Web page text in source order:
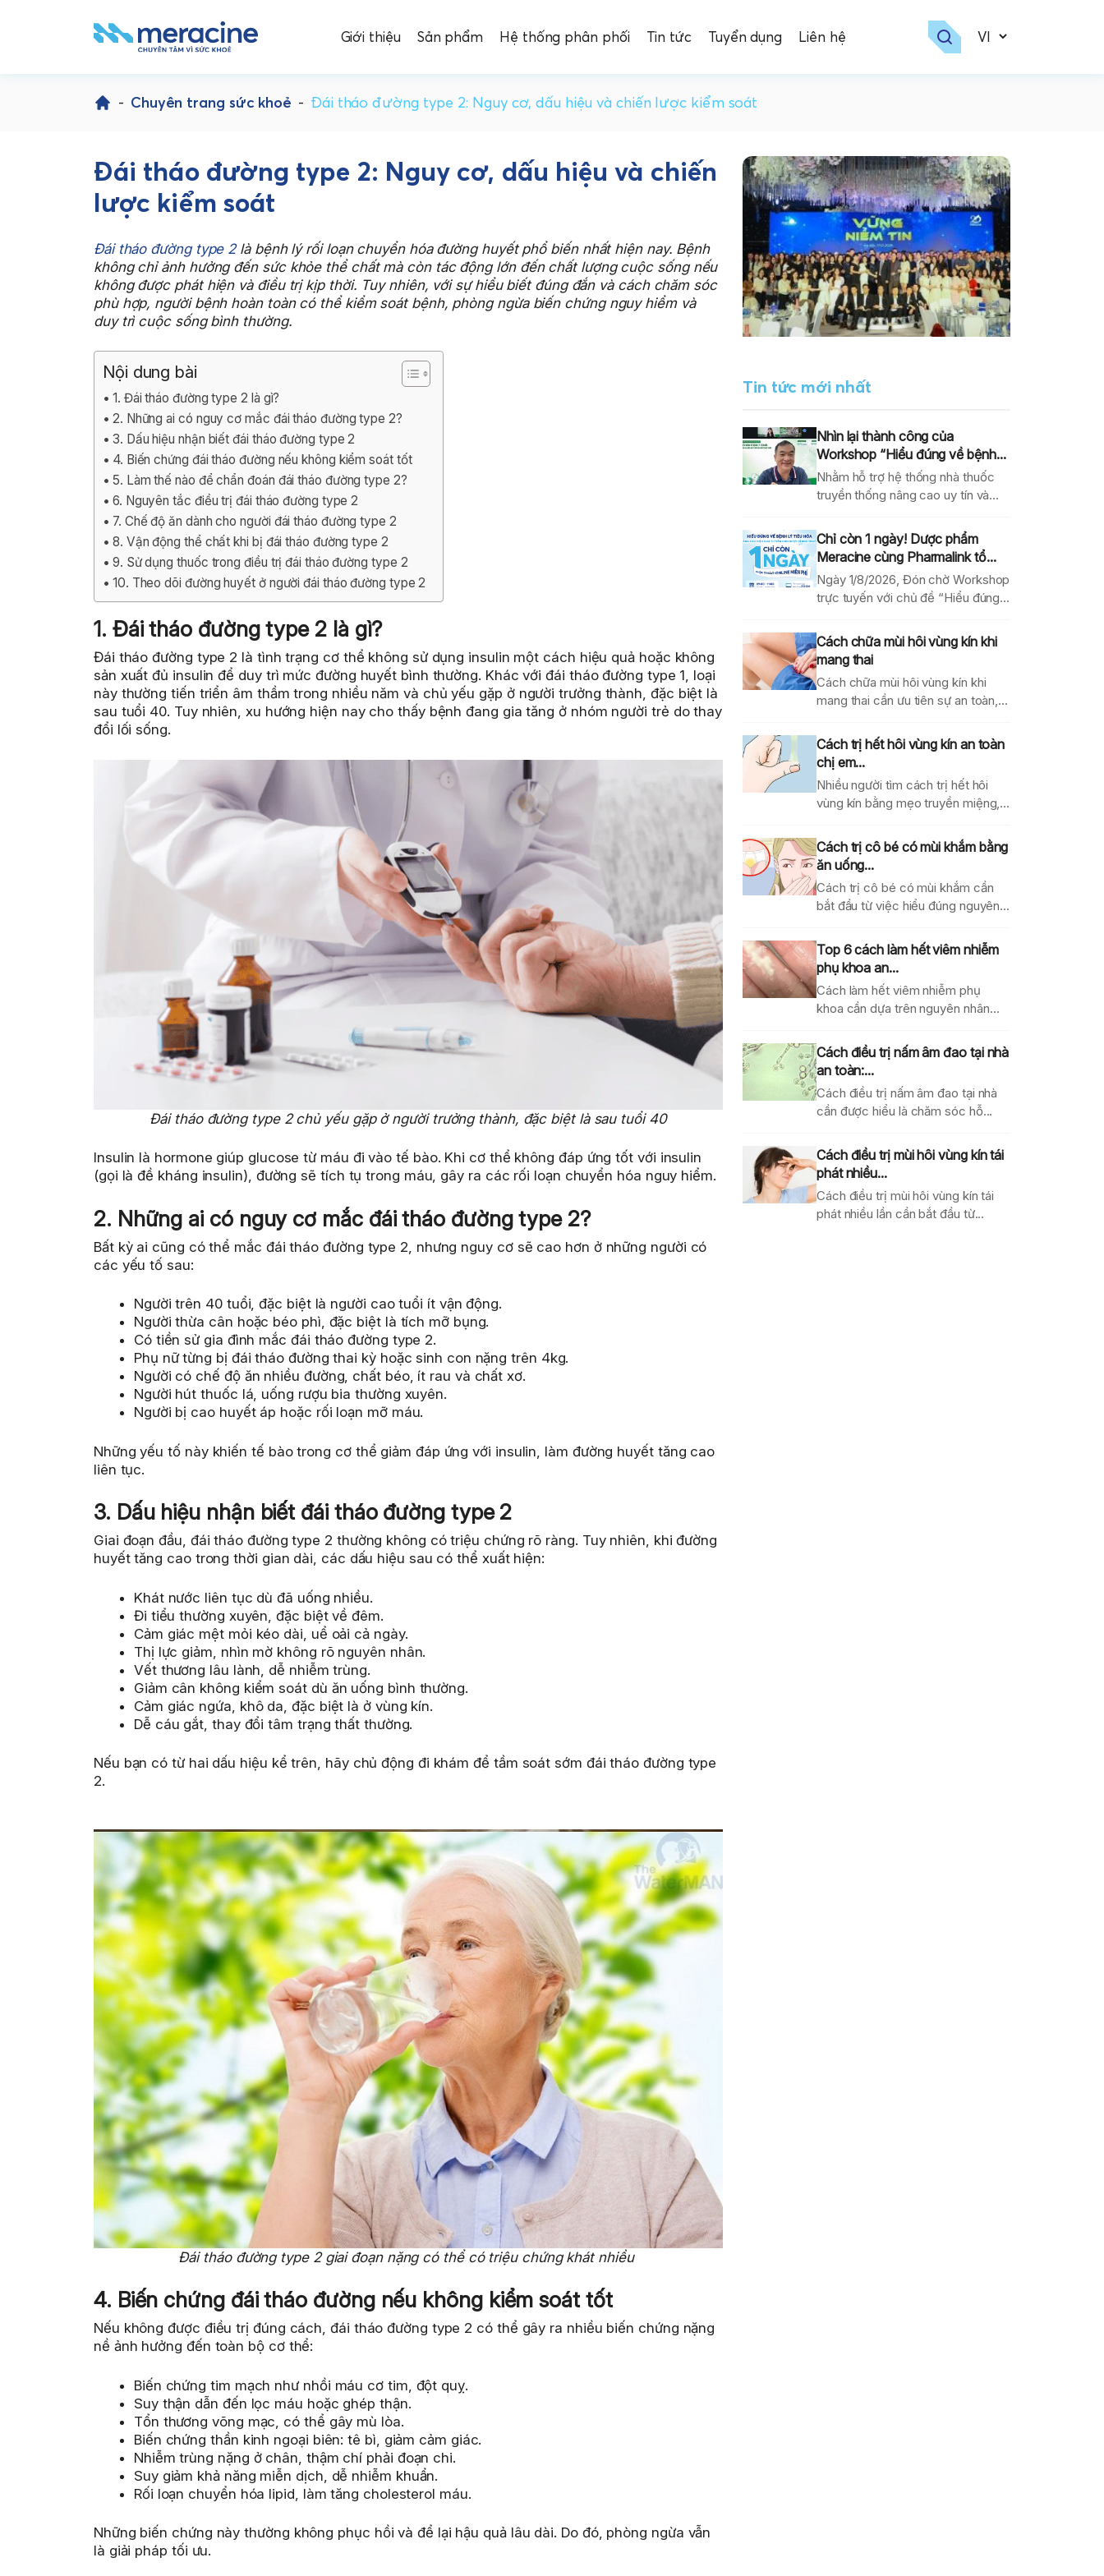
Giới thiệu Sản phẩm Hệ thống phân phối Tin tức Tuyển dụng Liên hệ
- Chuyên trang sức khoẻ - Đái tháo đường type 2: Nguy cơ, dấu hiệu và chiến lược kiểm soát
Đái tháo đường type 2: Nguy cơ, dấu hiệu và chiến
lược kiểm soát
Đái tháo đường type 2là bệnh lý rối loạn chuyển hóa đường huyết phổ biến nhất hiện nay. Bệnh
không chỉ ảnh hưởng đến sức khỏe thể chất mà còn tác động lớn đến chất lượng cuộc sống nếu
không được phát hiện và điều trị kịp thời. Tuy nhiên, với sự hiểu biết đúng đắn và cách chăm sóc
phù hợp, người bệnh hoàn toàn có thể kiểm soát bệnh, phòng ngừa biến chứng nguy hiểm và
duy trì cuộc sống bình thường.
Nội dung bài
1. Đái tháo đường type 2 là gì?
2. Những ai có nguy cơ mắc đái tháo đường type 2?
3. Dấu hiệu nhận biết đái tháo đường type 2
4. Biến chứng đái tháo đường nếu không kiểm soát tốt
5. Làm thế nào để chẩn đoán đái tháo đường type 2?
6. Nguyên tắc điều trị đái tháo đường type 2
7. Chế độ ăn dành cho người đái tháo đường type 2
8. Vận động thể chất khi bị đái tháo đường type 2
9. Sử dụng thuốc trong điều trị đái tháo đường type 2
10. Theo dõi đường huyết ở người đái tháo đường type 2
1. Đái tháo đường type 2 là gì?
Đái tháo đường type 2 là tình trạng cơ thể không sử dụng insulin một cách hiệu quả hoặc không
sản xuất đủ insulin để duy trì mức đường huyết bình thường. Khác với đái tháo đường type 1, loại
này thường tiến triển âm thầm trong nhiều năm và chủ yếu gặp ở người trưởng thành, đặc biệt là
sau tuổi 40. Tuy nhiên, xu hướng hiện nay cho thấy bệnh đang gia tăng ở nhóm người trẻ do thay
đổi lối sống.
Đái tháo đường type 2 chủ yếu gặp ở người trưởng thành, đặc biệt là sau tuổi 40
Insulin là hormone giúp glucose từ máu đi vào tế bào. Khi cơ thể không đáp ứng tốt với insulin
(gọi là đề kháng insulin), đường sẽ tích tụ trong máu, gây ra các rối loạn chuyển hóa nguy hiểm.
2. Những ai có nguy cơ mắc đái tháo đường type 2?
Bất kỳ ai cũng có thể mắc đái tháo đường type 2, nhưng nguy cơ sẽ cao hơn ở những người có
các yếu tố sau:
Người trên 40 tuổi, đặc biệt là người cao tuổi ít vận động.
Người thừa cân hoặc béo phì, đặc biệt là tích mỡ bụng.
Có tiền sử gia đình mắc đái tháo đường type 2.
Phụ nữ từng bị đái tháo đường thai kỳ hoặc sinh con nặng trên 4kg.
Người có chế độ ăn nhiều đường, chất béo, ít rau và chất xơ.
Người hút thuốc lá, uống rượu bia thường xuyên.
Người bị cao huyết áp hoặc rối loạn mỡ máu.
Những yếu tố này khiến tế bào trong cơ thể giảm đáp ứng với insulin, làm đường huyết tăng cao
liên tục.
3. Dấu hiệu nhận biết đái tháo đường type 2
Giai đoạn đầu, đái tháo đường type 2 thường không có triệu chứng rõ ràng. Tuy nhiên, khi đường
huyết tăng cao trong thời gian dài, các dấu hiệu sau có thể xuất hiện:
Khát nước liên tục dù đã uống nhiều.
Đi tiểu thường xuyên, đặc biệt về đêm.
Cảm giác mệt mỏi kéo dài, uể oải cả ngày.
Thị lực giảm, nhìn mờ không rõ nguyên nhân.
Vết thương lâu lành, dễ nhiễm trùng.
Giảm cân không kiểm soát dù ăn uống bình thường.
Cảm giác ngứa, khô da, đặc biệt là ở vùng kín.
Dễ cáu gắt, thay đổi tâm trạng thất thường.
Nếu bạn có từ hai dấu hiệu kể trên, hãy chủ động đi khám để tầm soát sớm đái tháo đường type
2.
Đái tháo đường type 2 giai đoạn nặng có thể có triệu chứng khát nhiều
4. Biến chứng đái tháo đường nếu không kiểm soát tốt
Nếu không được điều trị đúng cách, đái tháo đường type 2 có thể gây ra nhiều biến chứng nặng
nề ảnh hưởng đến toàn bộ cơ thể:
Biến chứng tim mạch như nhồi máu cơ tim, đột quỵ.
Suy thận dẫn đến lọc máu hoặc ghép thận.
Tổn thương võng mạc, có thể gây mù lòa.
Biến chứng thần kinh ngoại biên: tê bì, giảm cảm giác.
Nhiễm trùng nặng ở chân, thậm chí phải đoạn chi.
Suy giảm khả năng miễn dịch, dễ nhiễm khuẩn.
Rối loạn chuyển hóa lipid, làm tăng cholesterol máu.
Những biến chứng này thường không phục hồi và để lại hậu quả lâu dài. Do đó, phòng ngừa vẫn
là giải pháp tối ưu.
Tin tức mới nhất
Nhìn lại thành công của
Workshop “Hiểu đúng về bệnh...
Nhằm hỗ trợ hệ thống nhà thuốc
truyền thống nâng cao uy tín và
Chỉ còn 1 ngày! Dược phẩm
Meracine cùng Pharmalink tổ...
Ngày 1/8/2026, Đón chờ Workshop
trực tuyến với chủ đề “Hiểu đúng
Cách chữa mùi hôi vùng kín khi
mang thai
Cách chữa mùi hôi vùng kín khi
mang thai cần ưu tiên sự an toàn,...
Cách trị hết hôi vùng kín an toàn
chị em...
Nhiều người tìm cách trị hết hôi
vùng kín bằng mẹo truyền miệng,
Cách trị cô bé có mùi khắm bằng
ăn uống...
Cách trị cô bé có mùi khắm cần
bắt đầu từ việc hiểu đúng nguyên...
Top 6 cách làm hết viêm nhiễm
phụ khoa an...
Cách làm hết viêm nhiễm phụ
khoa cần dựa trên nguyên nhân
Cách điều trị nấm âm đao tại nhà
an toàn:...
Cách điều trị nấm âm đao tại nhà
cần được hiểu là chăm sóc hỗ...
Cách điều trị mùi hôi vùng kín tái
phát nhiều...
Cách điều trị mùi hôi vùng kín tái
phát nhiều lần cần bắt đầu từ...